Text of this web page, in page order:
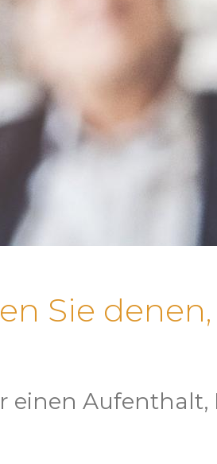
Sie
einen Aufenthalt,